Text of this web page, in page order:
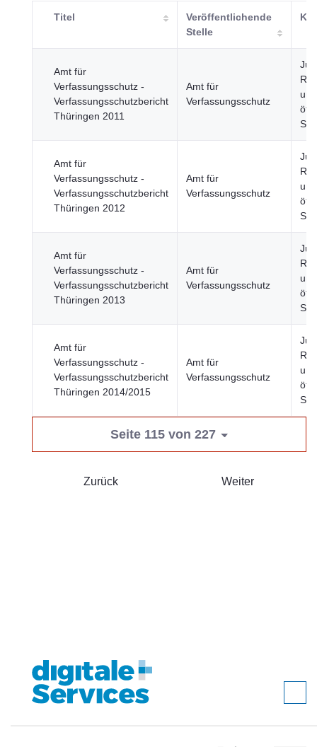
Titel
Veröffentlichende
Stelle
Amt für
Verfassungsschutz -
Verfassungsschutzbericht
Thüringen 2011
Amt für
Verfassungsschutz
und
Amt für
Verfassungsschutz -
Verfassungsschutzbericht
Thüringen 2012
Amt für
Verfassungsschutz
und
Amt für
Verfassungsschutz -
Verfassungsschutzbericht
Thüringen 2013
Amt für
Verfassungsschutz
und
Amt für
Verfassungsschutz -
Verfassungsschutzbericht
Thüringen 2014/2015
Amt für
Verfassungsschutz
und
Seite 115 von 227
Zurück Weiter